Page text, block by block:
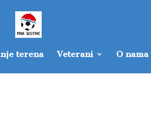
terena Veterani O nama